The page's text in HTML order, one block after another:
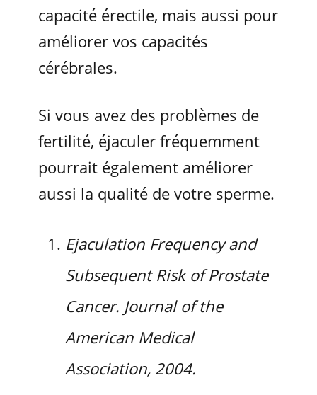
capacité érectile, mais aussi pour
améliorer vos capacités
cérébrales.
Si vous avez des problèmes de
fertilité, éjaculer fréquemment
pourrait également améliorer
aussi la qualité de votre sperme.
Ejaculation Frequency and
Subsequent Risk of Prostate
Cancer. Journal of the
American Medical
Association, 2004.